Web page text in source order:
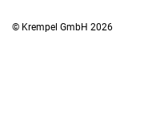
© Krempel GmbH 2026